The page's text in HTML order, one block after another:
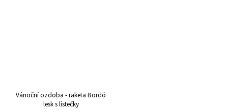
Vánoční ozdoba - raketa Bordó
lesk s lístečky